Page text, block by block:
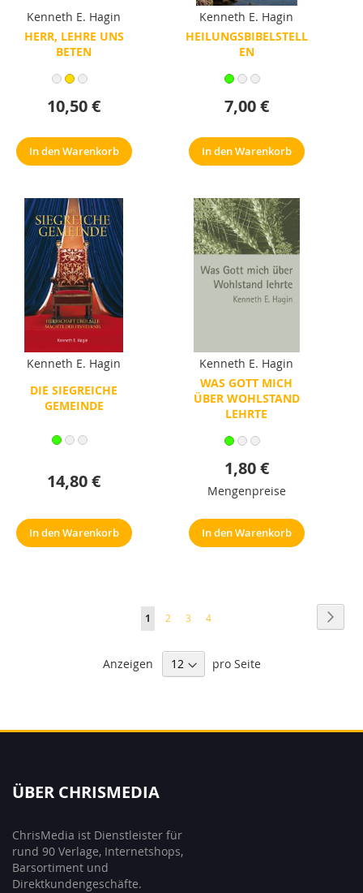
Kenneth E. Hagin
HERR, LEHRE UNS
BETEN
10,50 €
In den Warenkorb
Kenneth E. Hagin
HEILUNGSBIBELSTELL
EN
7,00 €
In den Warenkorb
Kenneth E. Hagin
DIE SIEGREICHE
GEMEINDE
14,80 €
In den Warenkorb
Kenneth E. Hagin
WAS GOTT MICH
ÜBER WOHLSTAND
LEHRTE
1,80 €
Mengenpreise
In den Warenkorb
Seite
Sie
gerade
1 Seite
2 Seite
3 Seite
4
Anzeigen pro Seite
ÜBER CHRISMEDIA
ChrisMedia ist Dienstleister für
rund 90 Verlage, Internetshops,
Barsortiment und
Direktkundengeschäfte.